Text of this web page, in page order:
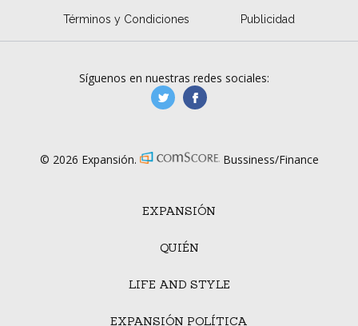
Términos y Condiciones Publicidad
EXPANSIÓN
QUIÉN
LIFE AND STYLE
EXPANSIÓN POLÍTICA
Síguenos en nuestras redes sociales:
manufacturaGE
© 2026 Expansión. Bussiness/Finance